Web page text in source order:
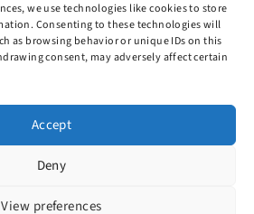
we use technologies like cookies to store
Consenting to these technologies will
as browsing behavior or unique IDs on this
consent, may adversely affect certain
Accept
Deny
View preferences
dat je de
accepteert en waar van toepassing de
van derde verkopers.